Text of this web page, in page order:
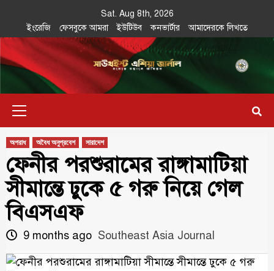
content
Sat. Aug 8th, 2026
ইংরেজি
ফেসবুকে আমরা ইউটিউব কনভার্টার আমাদেরকে লিখতে
Southeast
Asia Journal
IN SEARCH OF THE TRUTH
অপরাধ অবৈধ অনুপ্রবেশ সারাদেশ
ফেনীর পরশুরামের রাঙ্গামাটিয়া
সীমান্তে ঢুকে ৫ গরু নিয়ে গেল
বিএসএফ
9 months ago Southeast Asia Journal